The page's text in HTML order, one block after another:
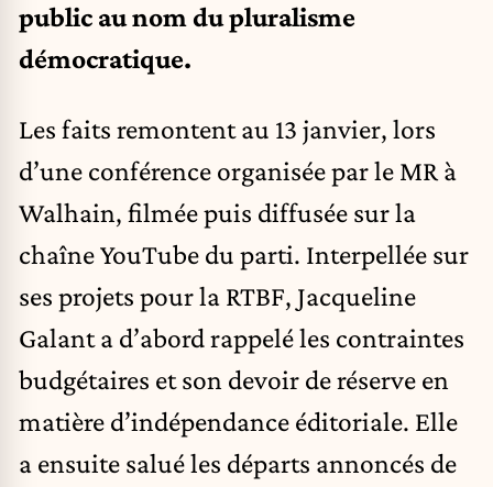
public au nom du pluralisme
démocratique.
Les faits remontent au 13 janvier, lors
d’une conférence organisée par le MR à
Walhain, filmée puis diffusée sur la
chaîne YouTube du parti. Interpellée sur
ses projets pour la RTBF, Jacqueline
Galant a d’abord rappelé les contraintes
budgétaires et son devoir de réserve en
matière d’indépendance éditoriale. Elle
a ensuite salué les départs annoncés de